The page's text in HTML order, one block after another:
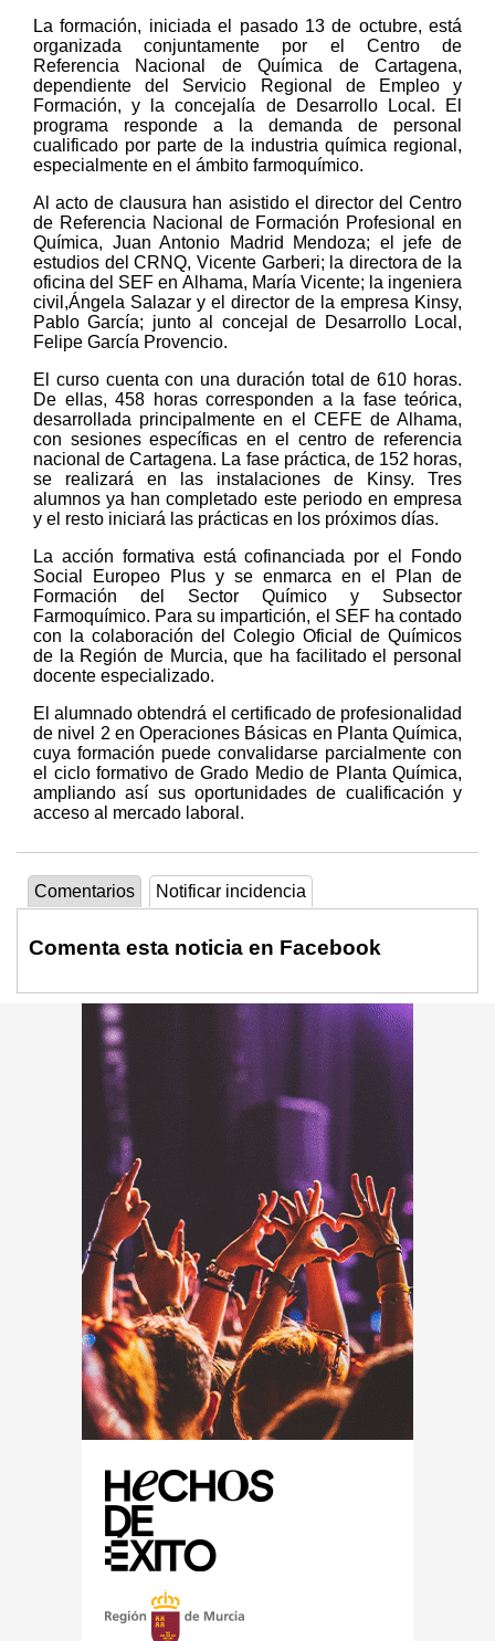
La formación, iniciada el pasado 13 de octubre, está
organizada conjuntamente por el Centro de
Referencia Nacional de Química de Cartagena,
dependiente del Servicio Regional de Empleo y
Formación, y la concejalía de Desarrollo Local. El
programa responde a la demanda de personal
cualificado por parte de la industria química regional,
especialmente en el ámbito farmoquímico.
Al acto de clausura han asistido el director del Centro
de Referencia Nacional de Formación Profesional en
Química, Juan Antonio Madrid Mendoza; el jefe de
estudios del CRNQ, Vicente Garberi; la directora de la
oficina del SEF en Alhama, María Vicente; la ingeniera
civil,Ángela Salazar y el director de la empresa Kinsy,
Pablo García; junto al concejal de Desarrollo Local,
Felipe García Provencio.
El curso cuenta con una duración total de 610 horas.
De ellas, 458 horas corresponden a la fase teórica,
desarrollada principalmente en el CEFE de Alhama,
con sesiones específicas en el centro de referencia
nacional de Cartagena. La fase práctica, de 152 horas,
se realizará en las instalaciones de Kinsy. Tres
alumnos ya han completado este periodo en empresa
y el resto iniciará las prácticas en los próximos días.
La acción formativa está cofinanciada por el Fondo
Social Europeo Plus y se enmarca en el Plan de
Formación del Sector Químico y Subsector
Farmoquímico. Para su impartición, el SEF ha contado
con la colaboración del Colegio Oficial de Químicos
de la Región de Murcia, que ha facilitado el personal
docente especializado.
El alumnado obtendrá el certificado de profesionalidad
de nivel 2 en Operaciones Básicas en Planta Química,
cuya formación puede convalidarse parcialmente con
el ciclo formativo de Grado Medio de Planta Química,
ampliando así sus oportunidades de cualificación y
acceso al mercado laboral.
Comentarios Notificar incidencia
Comenta esta noticia en Facebook